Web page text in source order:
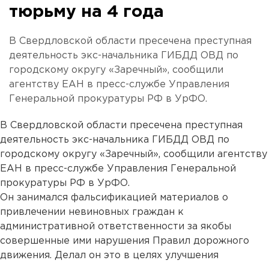
тюрьму на 4 года
В Свердловской области пресечена преступная
деятельность экс-начальника ГИБДД ОВД по
городскому округу «Заречный», сообщили
агентству ЕАН в пресс-службе Управления
Генеральной прокуратуры РФ в УрФО.
В Свердловской области пресечена преступная
деятельность экс-начальника ГИБДД ОВД по
городскому округу «Заречный», сообщили агентству
ЕАН в пресс-службе Управления Генеральной
прокуратуры РФ в УрФО.
Он занимался фальсификацией материалов о
привлечении невиновных граждан к
административной ответственности за якобы
совершенные ими нарушения Правил дорожного
движения. Делал он это в целях улучшения